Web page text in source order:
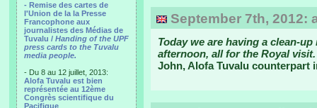
- Remise des cartes de
l'Union de la la Presse
Francophone aux
journalistes des Médias de
Tuvalu / Handing of the UPF
press cards to the Tuvalu
media people.
- Du 8 au 12 juillet, 2013:
Alofa Tuvalu est bien
représentée au 12ème
Congrès scientifique du
Pacifique
September 7th, 2012:
Today we are having a clean-
afternoon, all for the Royal
John, Alofa Tuvalu counterpart